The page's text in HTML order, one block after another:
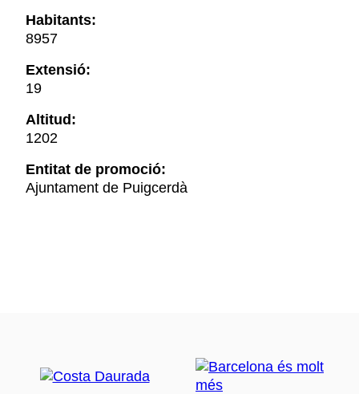
Habitants:
8957
Extensió:
19
Altitud:
1202
Entitat de promoció:
Ajuntament de Puigcerdà